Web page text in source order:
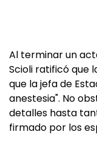
Al terminar un
Scioli ratificó que
que la jefa de
anestesia". No
detalles hasta
firmado por los